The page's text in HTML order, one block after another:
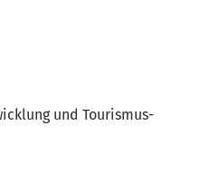
und Tourismus-